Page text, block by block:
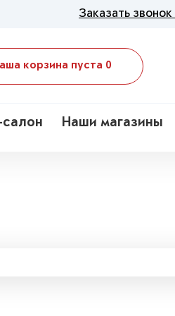
Заказать звонок
корзина пуста 0
Наши магазины